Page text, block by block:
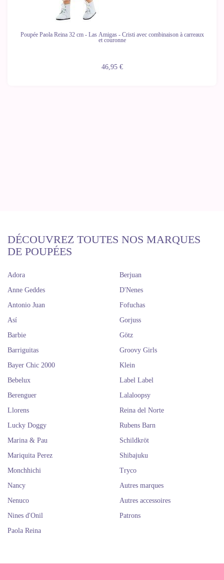
Poupée Paola Reina 32 cm - Las Amigas - Cristi avec combinaison à carreaux
et couronne
46,95 €
DÉCOUVREZ TOUTES NOS MARQUES
DE POUPÉES
Adora
Anne Geddes
Antonio Juan
Así
Barbie
Barriguitas
Bayer Chic 2000
Bebelux
Berenguer
Berjuan
D'Nenes
Fofuchas
Gorjuss
Götz
Groovy Girls
Klein
Label Label
Lalaloopsy
Llorens
Lucky Doggy
Marina & Pau
Mariquita Perez
Monchhichi
Nancy
Nenuco
Nines d'Onil
Paola Reina
Reina del Norte
Rubens Barn
Schildkröt
Shibajuku
Tryco
Autres marques
Autres accessoires
Patrons